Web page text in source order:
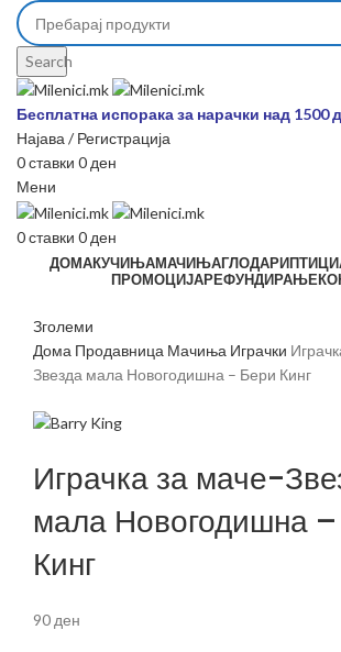
Search
Бесплатна испорака за нарачки над 1500
Најава / Регистрација
0ставки 0ден
Мени
0ставки 0 ден
ДОМАКУЧИЊАМАЧИЊАГЛОДАРИПТИЦИ
ПРОМОЦИЈАРЕФУНДИРАЊЕ
Зголеми
Дома Продавница Мачиња Играчки
Звезда мала Новогодишна – Бери Кинг
Играчка за маче-
мала Новогодишна
Кинг
90 ден